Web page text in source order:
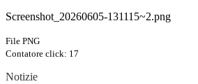
Screenshot_20260605-131115~2.png
File PNG
Contatore click: 17
Notizie